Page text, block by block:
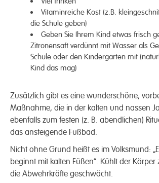
Vitaminreiche Kost (z.B.
die Schule geben)
Geben Sie Ihrem Kind etwas frisch
Zitronensaft verdünnt mit Wasser als
Schule oder den Kindergarten mit
Kind das mag)
Zusätzlich gibt es eine wunderschöne,
Maßnahme, die in der kalten und nassen
ebenfalls zum festen (z. B. abendlichen)
das ansteigende Fußbad.
Nicht ohne Grund heißt es im Volksmund:
beginnt mit kalten Füßen“. Kühlt der Körper
die Abwehrkräfte geschwächt.